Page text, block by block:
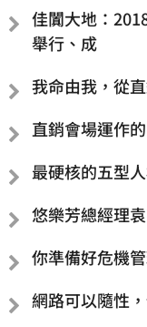
佳闐大地：
舉行、成
我命由我，從
直銷會場運作
最硬核的五型
你準備好危機
網路可以隨性